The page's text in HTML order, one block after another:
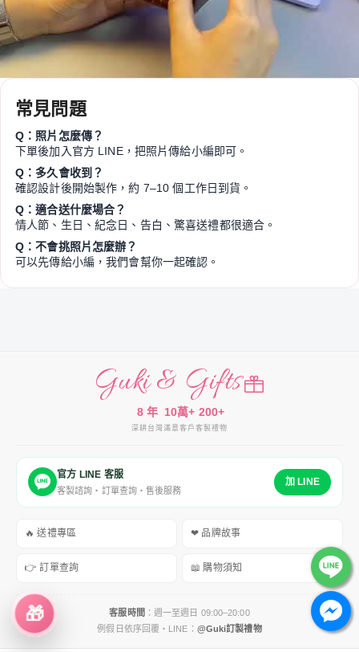
常見問題
Q：照片怎麼傳？
下單後加入官方 LINE，把照片傳給小編即可。
Q：多久會收到？
確認設計後開始製作，約 7–10 個工作日到貨。
Q：適合送什麼場合？
情人節、生日、紀念日、告白、驚喜送禮都很適合。
Q：不會挑照片怎麼辦？
可以先傳給小編，我們會幫你一起確認。
Guki & Gifts
8 年
深耕台灣
10萬+
滿意客戶
200+
客製禮物
官方 LINE 客服
客製諮詢・訂單查詢・售後服務
加 LINE
🔥 送禮專區 ❤ 品牌故事
👉 訂單查詢 📖 購物須知
客服時間 ：週一至週日 09:00–20:00
例假日依序回覆・LINE： @Guki訂製禮物
🎁